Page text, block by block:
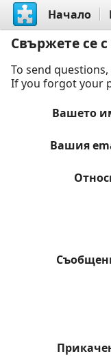
Начало
Свържете се с
To send
If you forgot your
Вашето
Вашия